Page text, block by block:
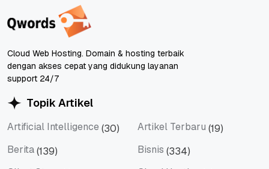
Cloud Web Hosting. Domain & hosting terbaik
dengan akses cepat yang didukung layanan
support 24/7
Topik Artikel
Artificial Intelligence (30) Artikel Terbaru (19)
Berita(139) Bisnis (334)